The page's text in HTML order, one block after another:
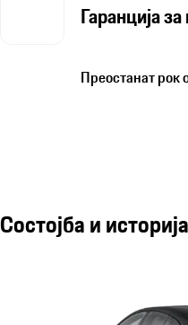
Гаранција
Преостанат рок
Состојба и историја